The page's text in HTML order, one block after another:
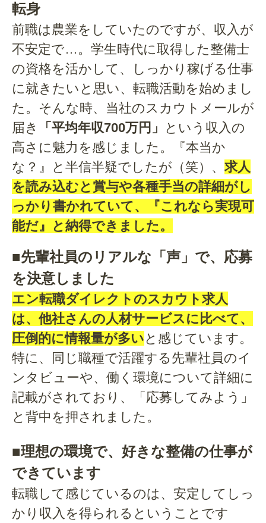
転身
前職は農業をしていたのですが、収入が
不安定で…。学生時代に取得した整備士
の資格を活かして、しっかり稼げる仕事
に就きたいと思い、転職活動を始めまし
た。そんな時、当社のスカウトメールが
届き
「平均年収700万円」 という収入の
高さに魅力を感じました。『本当か
な？』と半信半疑でしたが（笑）、求人
を読み込むと賞与や各種手当の詳細がし
っかり書かれていて、『これなら実現可
能だ』と納得できました。
■先輩社員のリアルな「声」で、応募
を決意しました
エン転職ダイレクトのスカウト求人
は、他社さんの人材サービスに比べて、
圧倒的に情報量が多いと感じています。
特に、同じ職種で活躍する先輩社員のイ
ンタビューや、働く環境について詳細に
記載がされており、「応募してみよう」
と背中を押されました。
■理想の環境で、好きな整備の仕事が
できています
転職して感じているのは、安定してしっ
かり収入を得られるということです